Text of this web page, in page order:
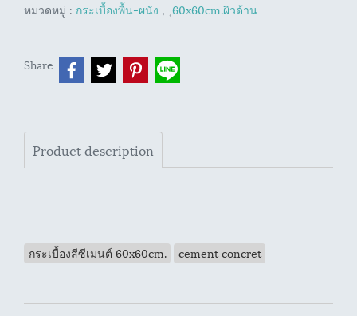
หมวดหมู่ : กระเบื้องพื้น-ผนัง , ุ60x60cm.ผิวด้าน
Share
Product description
กระเบื้องสีซีเมนต์ 60x60cm. cement concret